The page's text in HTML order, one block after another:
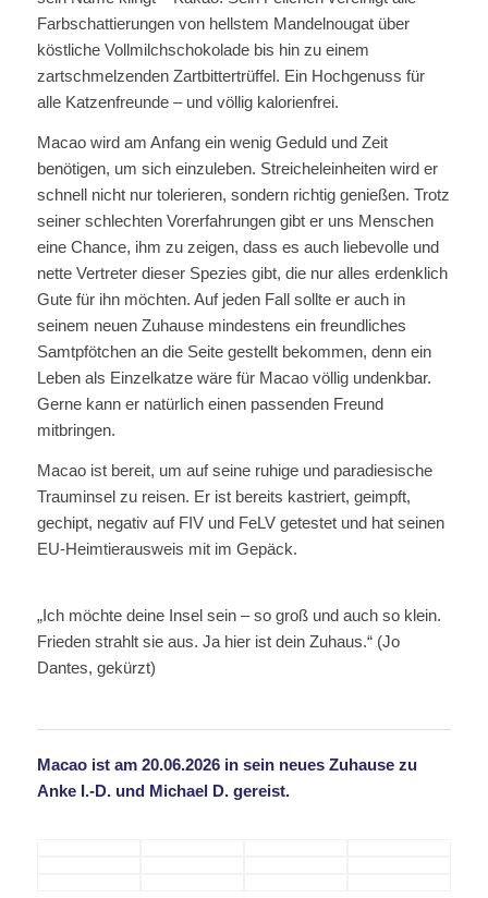
Farbschattierungen von hellstem Mandelnougat über
köstliche Vollmilchschokolade bis hin zu einem
zartschmelzenden Zartbittertrüffel. Ein Hochgenuss für
alle Katzenfreunde – und völlig kalorienfrei.
Macao wird am Anfang ein wenig Geduld und Zeit
benötigen, um sich einzuleben. Streicheleinheiten wird er
schnell nicht nur tolerieren, sondern richtig genießen. Trotz
seiner schlechten Vorerfahrungen gibt er uns Menschen
eine Chance, ihm zu zeigen, dass es auch liebevolle und
nette Vertreter dieser Spezies gibt, die nur alles erdenklich
Gute für ihn möchten. Auf jeden Fall sollte er auch in
seinem neuen Zuhause mindestens ein freundliches
Samtpfötchen an die Seite gestellt bekommen, denn ein
Leben als Einzelkatze wäre für Macao völlig undenkbar.
Gerne kann er natürlich einen passenden Freund
mitbringen.
Macao ist bereit, um auf seine ruhige und paradiesische
Trauminsel zu reisen. Er ist bereits kastriert, geimpft,
gechipt, negativ auf FIV und FeLV getestet und hat seinen
EU-Heimtierausweis mit im Gepäck.
„Ich möchte deine Insel sein – so groß und auch so klein.
Frieden strahlt sie aus. Ja hier ist dein Zuhaus.“ (Jo
Dantes, gekürzt)
Macao ist am 20.06.2026 in sein neues Zuhause zu
Anke I.-D. und Michael D. gereist.